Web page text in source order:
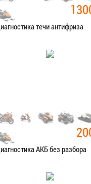
течи антифриза
Диагностика
АКБ без разбора
Диагностика